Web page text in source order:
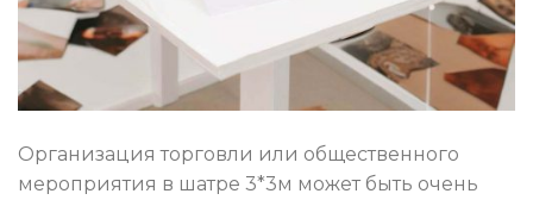
Организация торговли или общественного
мероприятия в шатре 3*3м может быть очень